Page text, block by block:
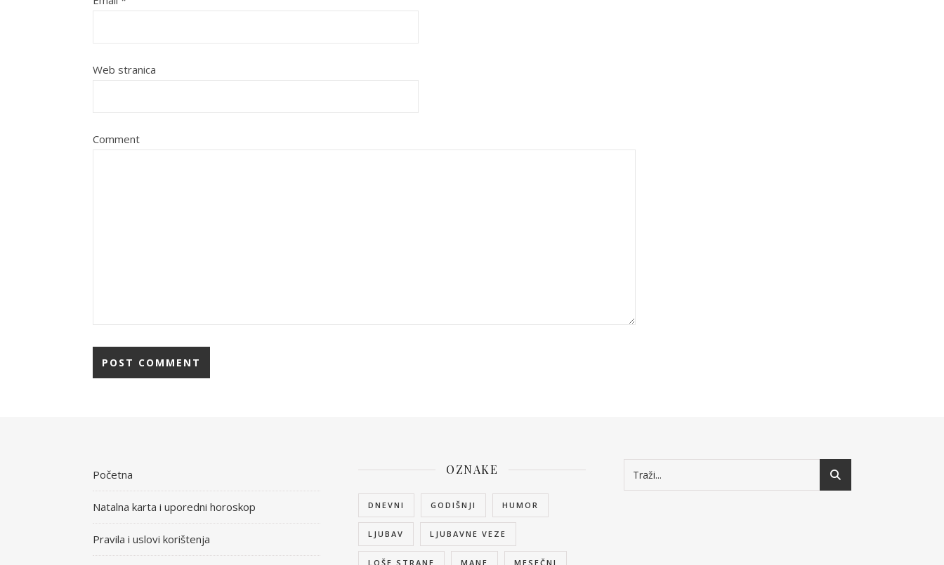
Web stranica
Comment
Početna
Natalna karta i uporedni horoskop
Pravila i uslovi korištenja
OZNAKE
DNEVNI GODIŠNJI HUMOR
LJUBAV LJUBAVNE VEZE
LOŠE STRANE MANE MESEČNI